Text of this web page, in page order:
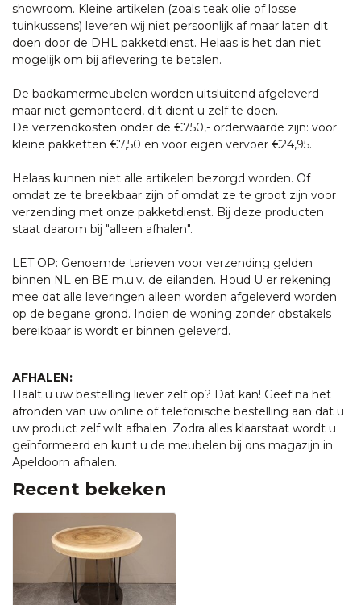
showroom. Kleine artikelen (zoals teak olie of losse
tuinkussens) leveren wij niet persoonlijk af maar laten dit
doen door de DHL pakketdienst. Helaas is het dan niet
mogelijk om bij aflevering te betalen.
De badkamermeubelen worden uitsluitend afgeleverd
maar niet gemonteerd, dit dient u zelf te doen.
De verzendkosten onder de €750,- orderwaarde zijn: voor
kleine pakketten €7,50 en voor eigen vervoer €24,95.
Helaas kunnen niet alle artikelen bezorgd worden. Of
omdat ze te breekbaar zijn of omdat ze te groot zijn voor
verzending met onze pakketdienst. Bij deze producten
staat daarom bij "alleen afhalen".
LET OP: Genoemde tarieven voor verzending gelden
binnen NL en BE m.u.v. de eilanden. Houd U er rekening
mee dat alle leveringen alleen worden afgeleverd worden
op de begane grond. Indien de woning zonder obstakels
bereikbaar is wordt er binnen geleverd.
AFHALEN:
Haalt u uw bestelling liever zelf op? Dat kan! Geef na het
afronden van uw online of telefonische bestelling aan dat u
uw product zelf wilt afhalen. Zodra alles klaarstaat wordt u
geïnformeerd en kunt u de meubelen bij ons magazijn in
Apeldoorn afhalen.
Recent bekeken